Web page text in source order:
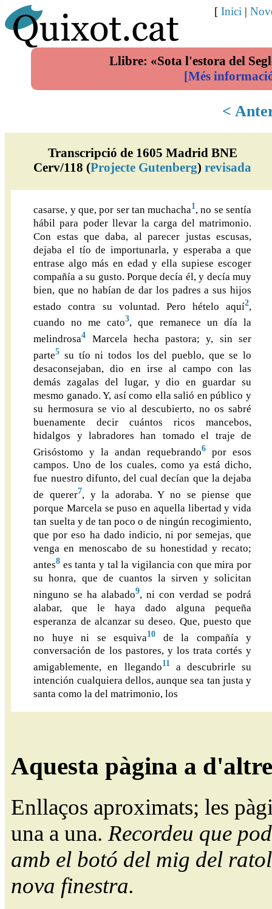
Llibre: «Sota l'estora del
[Més
[ Inici |
<
Transcripció de 1605 Madrid BNE
Cerv/118 (Projecte Gutenberg)revisada
casarse, y que, por ser tan muchacha1, no se sentía
hábil para poder llevar la carga del matrimonio.
Con estas que daba, al parecer justas escusas,
dejaba el tío de importunarla, y esperaba a que
entrase algo más en edad y ella supiese escoger
compañía a su gusto. Porque decía él, y decía muy
bien, que no habían de dar los padres a sus hijos
estado contra su voluntad. Pero hételo aquí2,
cuando no me cato3, que remanece un día la
melindrosa4
Marcela hecha pastora; y, sin ser
parte5 su tío ni todos los del pueblo, que se lo
desaconsejaban, dio en irse al campo con las
demás zagalas del lugar, y dio en guardar su
mesmo ganado. Y, así como ella salió en público y
su hermosura se vio al descubierto, no os sabré
buenamente decir cuántos ricos mancebos,
hidalgos y labradores han tomado el traje de
Grisóstomo y la andan requebrando6
por esos
campos. Uno de los cuales, como ya está dicho,
fue nuestro difunto, del cual decían que la dejaba
de querer7, y la adoraba. Y no se piense que
porque Marcela se puso en aquella libertad y vida
tan suelta y de tan poco o de ningún recogimiento,
que por eso ha dado indicio, ni por semejas, que
venga en menoscabo de su honestidad y recato;
antes8 es tanta y tal la vigilancia con que mira por
su honra, que de cuantos la sirven y solicitan
ninguno se ha alabado9, ni con verdad se podrá
alabar, que le haya dado alguna pequeña
esperanza de alcanzar su deseo. Que, puesto que
no huye ni se esquiva10
de la compañía y
conversación de los pastores, y los trata cortés y
amigablemente, en llegando11a descubrirle su
intención cualquiera dellos, aunque sea tan justa y
santa como la del matrimonio, los
Aquesta pàgina a
Enllaços aproximats; les
una a una. Recordeu que
amb el botó del mig del
nova finestra.